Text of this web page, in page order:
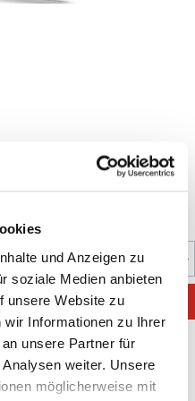
und Anzeigen zu
soziale Medien anbieten
unsere Website zu
wir Informationen zu Ihrer
unsere Partner für
weiter. Unsere
möglicherweise mit
Wert ein oder